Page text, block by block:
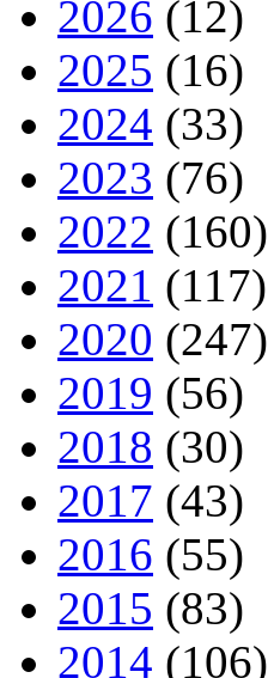
2026 (12)
2025 (16)
2024 (33)
2023 (76)
2022 (160)
2021 (117)
2020 (247)
2019 (56)
2018 (30)
2017 (43)
2016 (55)
2015 (83)
2014 (106)